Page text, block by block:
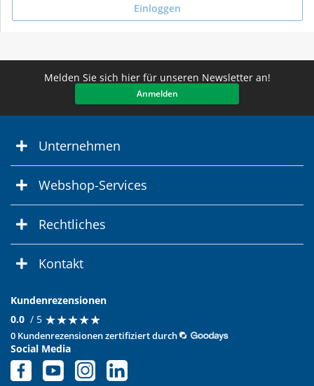
Einloggen
Melden Sie sich hier für unseren Newsletter an!
Anmelden
Unternehmen
Webshop-Services
Rechtliches
Kontakt
Kundenrezensionen
0.0 / 5 ★★★★★
★★★★★
0 Kundenrezensionen zertifiziert durch
Social Media